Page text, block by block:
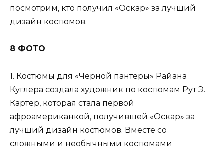
посмотрим, кто получил «Оскар» за лучший
дизайн костюмов.
8 ФОТО
1. Костюмы для «Черной пантеры» Райана
Куглера создала художник по костюмам Рут Э.
Картер, которая стала первой
афроамериканкой, получившей «Оскар» за
лучший дизайн костюмов. Вместе со
сложными и необычными костюмами